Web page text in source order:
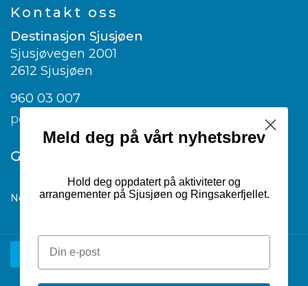
Kontakt oss
Destinasjon Sjusjøen
Sjusjøvegen 2001
2612 Sjusjøen
960 03 007
post@visitsjusjoen.no
Google translate
Norwegian ▼
Meld deg på vårt nyhetsbrev
Hold deg oppdatert på aktiviteter og
arrangementer på Sjusjøen og Ringsakerfjellet.